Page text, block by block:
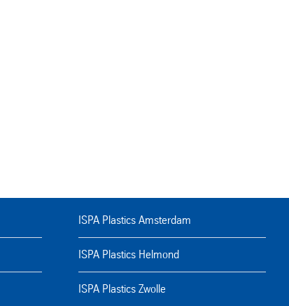
ISPA Plastics Amsterdam
ISPA Plastics Helmond
ISPA Plastics Zwolle